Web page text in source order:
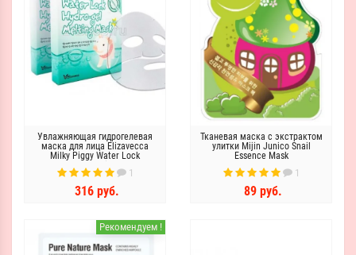
Увлажняющая гидрогелевая
маска для лица Elizavecca
Milky Piggy Water Lock
Hydrogel Melting Mask
1
316 руб.
Тканевая маска с экстрактом
улитки Mijin Junico Snail
Essence Mask
1
89 руб.
Рекомендуем !